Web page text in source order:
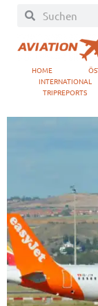
HOME
INTERNATIONAL
TRIPREPORTS